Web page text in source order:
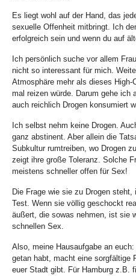
Es liegt wohl auf der Hand, das
sexuelle Offenheit mitbringt. Ich
erfolgreich sein und wenn du auf
Ich persönlich suche vor allem
nicht so interessant für mich.
Atmosphäre mehr als dieses
mal reizen würde. Darum gehe ich
auch reichlich Drogen konsumiert
Ich selbst nehm keine Drogen.
ganz abstinent. Aber allein die
Subkultur rumtreiben, wo Drogen
zeigt ihre große Toleranz. Solche
meistens schneller offen für Sex!
Die Frage wie sie zu Drogen
Test. Wenn sie völlig geschockt
äußert, die sowas nehmen, ist sie
schnellen Sex.
Also, meine Hausaufgabe an
getan habt, macht eine sorgfältige
euer Stadt gibt. Für Hamburg z.B.